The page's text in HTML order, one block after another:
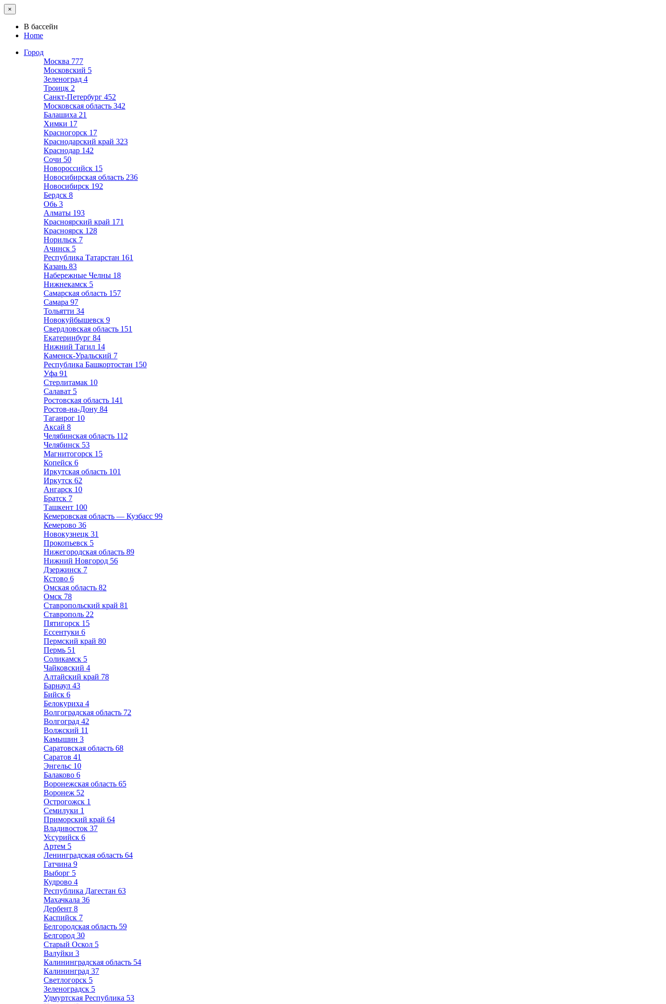
×
В бассейн
Home
Город
Москва 777
Московский 5
Зеленоград 4
Троицк 2
Санкт-Петербург 452
Московская область 342
Балашиха 21
Химки 17
Красногорск 17
Краснодарский край 323
Краснодар 142
Сочи 50
Новороссийск 15
Новосибирская область 236
Новосибирск 192
Бердск 8
Обь 3
Алматы 193
Красноярский край 171
Красноярск 128
Норильск 7
Ачинск 5
Республика Татарстан 161
Казань 83
Набережные Челны 18
Нижнекамск 5
Самарская область 157
Самара 97
Тольятти 34
Новокуйбышевск 9
Свердловская область 151
Екатеринбург 84
Нижний Тагил 14
Каменск-Уральский 7
Республика Башкортостан 150
Уфа 91
Стерлитамак 10
Салават 5
Ростовская область 141
Ростов-на-Дону 84
Таганрог 10
Аксай 8
Челябинская область 112
Челябинск 53
Магнитогорск 15
Копейск 6
Иркутская область 101
Иркутск 62
Ангарск 10
Братск 7
Ташкент 100
Кемеровская область — Кузбасс 99
Кемерово 36
Новокузнецк 31
Прокопьевск 5
Нижегородская область 89
Нижний Новгород 56
Дзержинск 7
Кстово 6
Омская область 82
Омск 78
Ставропольский край 81
Ставрополь 22
Пятигорск 15
Ессентуки 6
Пермский край 80
Пермь 51
Соликамск 5
Чайковский 4
Алтайский край 78
Барнаул 43
Бийск 6
Белокуриха 4
Волгоградская область 72
Волгоград 42
Волжский 11
Камышин 3
Саратовская область 68
Саратов 41
Энгельс 10
Балаково 6
Воронежская область 65
Воронеж 52
Острогожск 1
Семилуки 1
Приморский край 64
Владивосток 37
Уссурийск 6
Артем 5
Ленинградская область 64
Гатчина 9
Выборг 5
Кудрово 4
Республика Дагестан 63
Махачкала 36
Дербент 8
Каспийск 7
Белгородская область 59
Белгород 30
Старый Оскол 5
Валуйки 3
Калининградская область 54
Калининград 37
Светлогорск 5
Зеленоградск 5
Удмуртская Республика 53